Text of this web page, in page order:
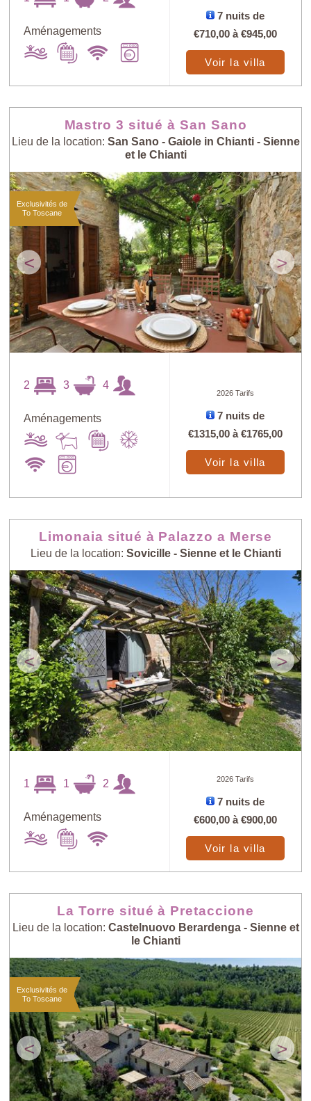
Aménagements
7 nuits de
€710,00 à€945,00
Voir la villa
Mastro 3 situé à San Sano
Lieu de la location: San Sano - Gaiole in Chianti - Sienne
et le Chianti
< >
Exclusivités de
To Toscane
2 3 4
Aménagements
2026 Tarifs
7 nuits de
€1315,00 à€1765,00
Voir la villa
Limonaia situé à Palazzo a Merse
Lieu de la location: Sovicille - Sienne et le Chianti
< >
1 1 2
Aménagements
2026 Tarifs
7 nuits de
€600,00 à€900,00
Voir la villa
La Torre situé à Pretaccione
Lieu de la location: Castelnuovo Berardenga - Sienne et
le Chianti
< >
Exclusivités de
To Toscane